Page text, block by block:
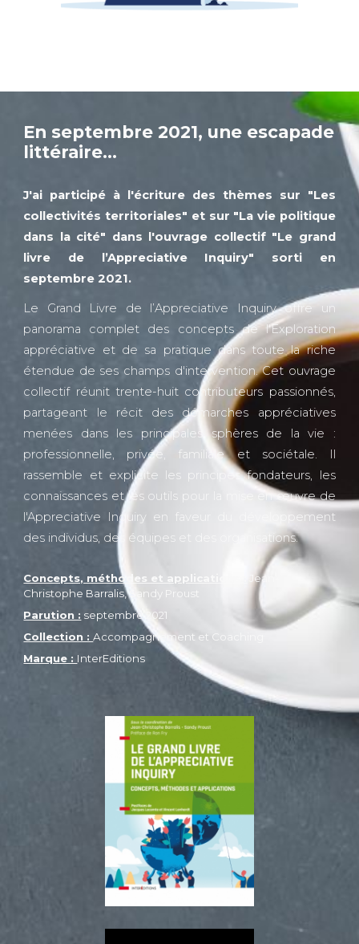
En septembre 2021, une escapade
littéraire...
J'ai participé à l'écriture des thèmes sur "Les
collectivités territoriales" et sur "La vie politique
dans la cité" dans l'ouvrage collectif "Le grand
livre de l’Appreciative Inquiry" sorti en
septembre 2021.
Le Grand Livre de l’Appreciative Inquiry offre un
panorama complet des concepts de l'Exploration
appréciative et de sa pratique dans toute la riche
étendue de ses champs d'intervention. Cet ouvrage
collectif réunit trente-huit contributeurs passionnés,
partageant le récit des démarches appréciatives
menées dans les principales sphères de la vie :
professionnelle, privée, familiale et sociétale. Il
rassemble et explicite les principes fondateurs, les
connaissances et les outils pour la mise en œuvre de
l'Appreciative Inquiry en faveur du développement
des individus, des équipes et des organisations.
Concepts, méthodes et applications :
Jean-
Christophe Barralis, Sandy Proust
Parution : septembre 2021
Collection :Accompagnement et Coaching
Marque : InterEditions